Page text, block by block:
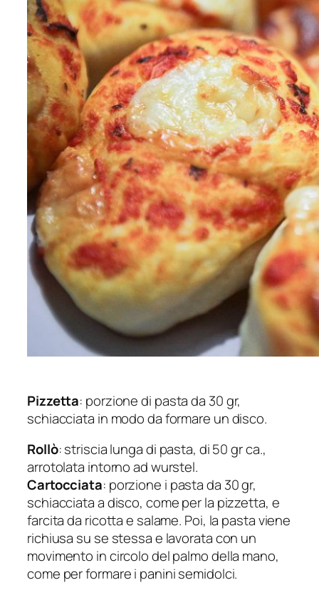
Pizzetta: porzione di pasta da 30 gr,
schiacciata in modo da formare un disco.
Rollò: striscia lunga di pasta, di 50 gr ca.,
arrotolata intorno ad wurstel.
Cartocciata: porzione i pasta da 30 gr,
schiacciata a disco, come per la pizzetta, e
farcita da ricotta e salame. Poi, la pasta viene
richiusa su se stessa e lavorata con un
movimento in circolo del palmo della mano,
come per formare i panini semidolci.